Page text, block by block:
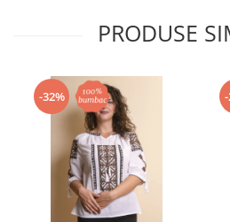
PRODUSE
-32%